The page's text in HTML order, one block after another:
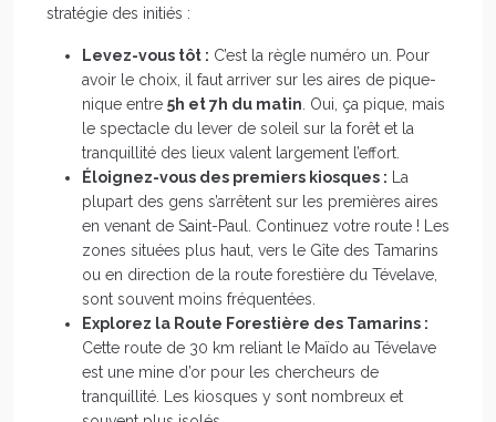
stratégie des initiés :
Levez-vous tôt : C’est la règle numéro un. Pour
avoir le choix, il faut arriver sur les aires de pique-
nique entre 5h et 7h du matin . Oui, ça pique, mais
le spectacle du lever de soleil sur la forêt et la
tranquillité des lieux valent largement l’effort.
Éloignez-vous des premiers kiosques : La
plupart des gens s’arrêtent sur les premières aires
en venant de Saint-Paul. Continuez votre route ! Les
zones situées plus haut, vers le Gîte des Tamarins
ou en direction de la route forestière du Tévelave,
sont souvent moins fréquentées.
Explorez la Route Forestière des Tamarins :
Cette route de 30 km reliant le Maïdo au Tévelave
est une mine d’or pour les chercheurs de
tranquillité. Les kiosques y sont nombreux et